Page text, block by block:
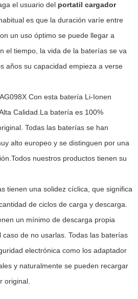
el usuario del portatil cargador
es que la duración varíe entre
un uso óptimo se puede llegar a
el tiempo, la vida de la baterías se va
años su capacidad empieza a verse
Con esta batería Li-Ionen
Calidad.La batería es 100%
Todas las baterías se han
alto europeo y se distinguen por una
nuestros productos tienen su
tienen una solidez cíclica, que significa
de ciclos de carga y descarga.
un mínimo de descarga propia
de no usarlas. Todas las baterías
electrónica como los adaptador
y naturalmente se pueden recargar
original.